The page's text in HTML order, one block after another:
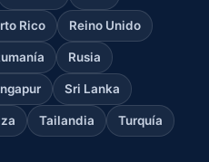
Rico Reino Unido
Rusia
Sri Lanka
Tailandia Turquía